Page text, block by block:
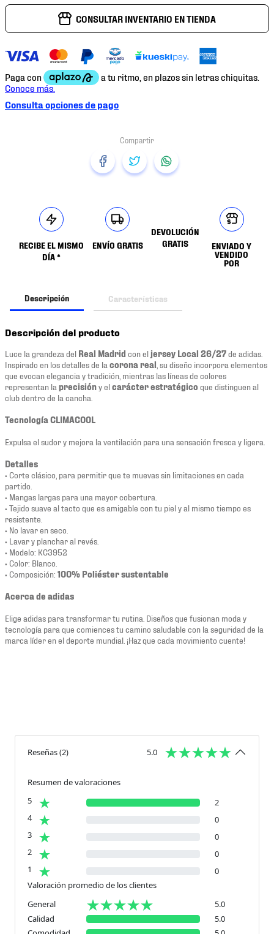
CONSULTAR INVENTARIO EN TIENDA
Consulta opciones de pago
RECIBE EL MISMO
DÍA *
ENVÍO GRATIS
DEVOLUCIÓN
GRATIS
ENVIADO Y
VENDIDO
POR
Descripción Características
Descripción del producto
Luce la grandeza del Real Madrid con el jersey Local 26/27de adidas.
Inspirado en los detalles de la corona real , su diseño incorpora elementos
que evocan elegancia y tradición, mientras las líneas de colores
representan la precisióny elcarácter estratégico que distinguen al
club dentro de la cancha.
Tecnología CLIMACOOL
Expulsa el sudor y mejora la ventilación para una sensación fresca y ligera.
Detalles
• Corte clásico, para permitir que te muevas sin limitaciones en cada
partido.
• Mangas largas para una mayor cobertura.
• Tejido suave al tacto que es amigable con tu piel y al mismo tiempo es
resistente.
• No lavar en seco.
• Lavar y planchar al revés.
• Modelo: KC3952
• Color: Blanco.
• Composición: 100% Poliéster sustentable
Acerca de adidas
Elige adidas para transformar tu rutina. Diseños que fusionan moda y
tecnología para que comiences tu camino saludable con la seguridad de la
marca líder en el deporte mundial. ¡Haz que cada movimiento cuente!
Reseñas(2) 5.0
Resumen de valoraciones
5
2
4
0
3
0
2
0
1
0
Valoración promedio de los clientes
General
5.0
Calidad
5.0